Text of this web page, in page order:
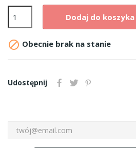
Dodaj do koszyka
 Obecnie brak na stanie
Udostępnij